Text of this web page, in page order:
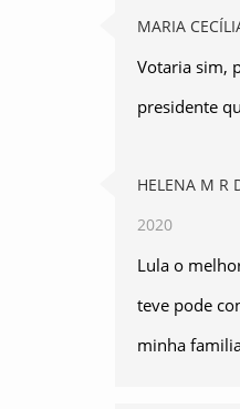
MARIA
Votaria sim,
presidente
HELENA M R
2020
Lula o
teve pode
minha